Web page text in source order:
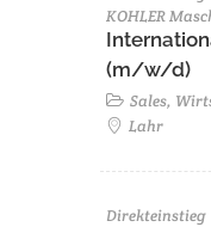
KOHLER
(m/w/d)
Sales,
Lahr
Direkteinstieg